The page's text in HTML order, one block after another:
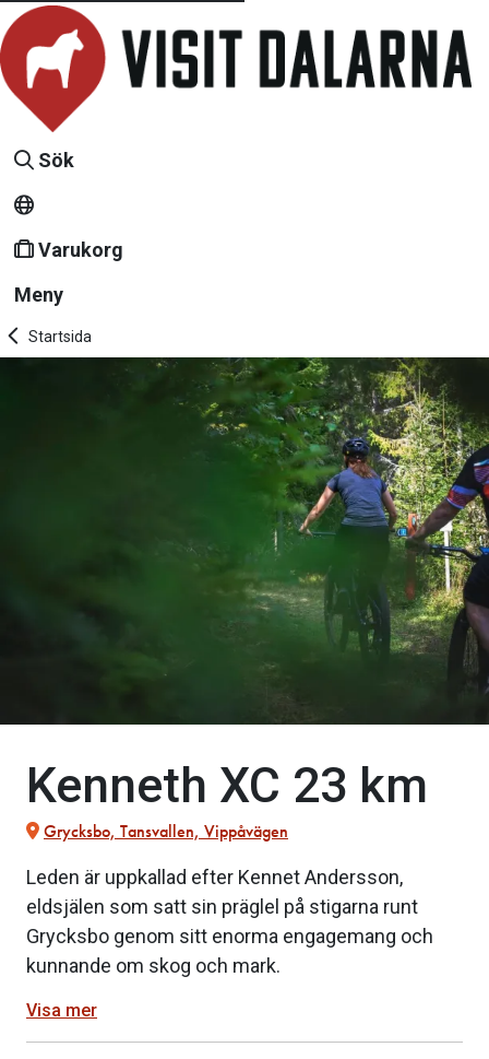
Sök
Varukorg
Meny
Startsida
Kenneth XC 23 km
Grycksbo, Tansvallen, Vippåvägen
Leden är uppkallad efter Kennet Andersson,
eldsjälen som satt sin präglel på stigarna runt
Grycksbo genom sitt enorma engagemang och
kunnande om skog och mark.
Visa mer